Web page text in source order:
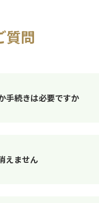
質問
手続きは必要ですか
えません